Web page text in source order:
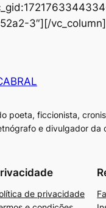
3″][/
poeta, ficcionista,
e divulgador da
de privacidade